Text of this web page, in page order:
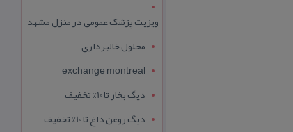
ویزیت پزشک عمومی در منزل مشهد
محلول خالبرداری
exchange montreal
دیگ بخار تا 10% تخفیف
دیگ روغن داغ تا 10% تخفیف